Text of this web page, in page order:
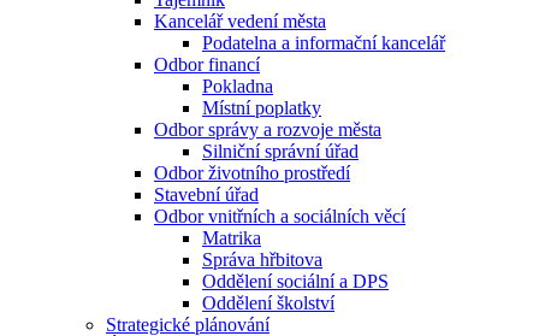
Kancelář vedení města
Podatelna a informační kancelář
Odbor financí
Pokladna
Místní poplatky
Odbor správy a rozvoje města
Silniční správní úřad
Odbor životního prostředí
Stavební úřad
Odbor vnitřních a sociálních věcí
Matrika
Správa hřbitova
Oddělení sociální a DPS
Oddělení školství
Strategické plánování